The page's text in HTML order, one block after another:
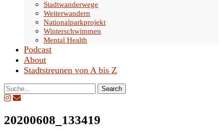
Stadtwanderwege
Weiterwandern
Nationalparkprojekt
Winterschwimmen
Mental Health
Podcast
About
Stadtstreunen von A bis Z
Search
20200608_133419